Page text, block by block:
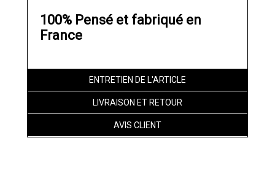
100% Pensé et fabriqué en
France
ENTRETIEN DE L'ARTICLE
LIVRAISON ET RETOUR
AVIS CLIENT